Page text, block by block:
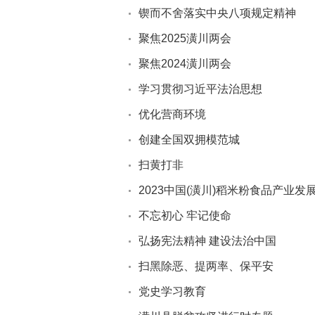
锲而不舍落实中央八项规定精神
聚焦2025潢川两会
聚焦2024潢川两会
学习贯彻习近平法治思想
优化营商环境
创建全国双拥模范城
扫黄打非
2023中国(潢川)稻米粉食品产业发
不忘初心 牢记使命
弘扬宪法精神 建设法治中国
扫黑除恶、提两率、保平安
党史学习教育